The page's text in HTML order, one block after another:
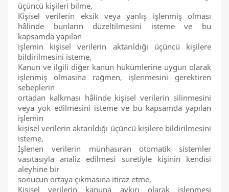
üçüncü kişileri bilme,
Kişisel verilerin eksik veya yanlış işlenmiş olması
hâlinde bunların düzeltilmesini isteme ve bu
kapsamda yapılan
işlemin kişisel verilerin aktarıldığı üçüncü kişilere
bildirilmesini isteme,
Kanun ve ilgili diğer kanun hükümlerine uygun olarak
işlenmiş olmasına rağmen, işlenmesini gerektiren
sebeplerin
ortadan kalkması hâlinde kişisel verilerin silinmesini
veya yok edilmesini isteme ve bu kapsamda yapılan
işlemin
kişisel verilerin aktarıldığı üçüncü kişilere bildirilmesini
isteme,
İşlenen verilerin münhasıran otomatik sistemler
vasıtasıyla analiz edilmesi suretiyle kişinin kendisi
aleyhine bir
sonucun ortaya çıkmasına itiraz etme,
Kişisel verilerin kanuna aykırı olarak işlenmesi